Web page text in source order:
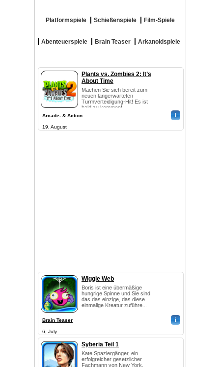
Platformspiele Schießenspiele Film-Spiele
Abenteuerspiele Brain Teaser Arkanoidspiele
Plants vs. Zombies 2: It’s
About Time
Machen Sie sich bereit zum
neuen langerwarteten
Turmverteidigung-Hit! Es ist
bald zu kommen!
Arcade- & Action i
19, August
Wiggle Web
Boris ist eine übermäßige
hungrige Spinne und Sie sind
das das einzige, das diese
einmalige Kreatur zuführe...
Brain Teaser i
6, July
Syberia Teil 1
Kate Spaziergänger, ein
erfolgreicher gesetzlicher
Fachmann von New York,